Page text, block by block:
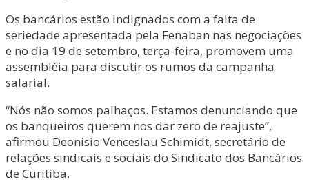
Os bancários estão indignados com a falta de
seriedade apresentada pela Fenaban nas negociações
e no dia 19 de setembro, terça-feira, promovem uma
assembléia para discutir os rumos da campanha
salarial.
“Nós não somos palhaços. Estamos denunciando que
os banqueiros querem nos dar zero de reajuste”,
afirmou Deonisio Venceslau Schimidt, secretário de
relações sindicais e sociais do Sindicato dos Bancários
de Curitiba.